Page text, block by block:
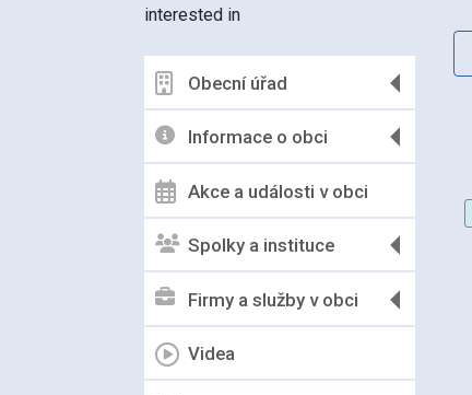
interested in
Obecní úřad
Informace o obci
Akce a události v obci
Spolky a instituce
Firmy a služby v obci
Videa